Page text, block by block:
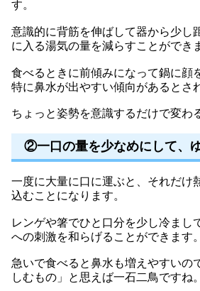
す。
意識的に背筋を伸ばして器から少し
に入る湯気の量を減らすことができ
食べるときに前傾みになって鍋に顔
特に鼻水が出やすい傾向があるとさ
ちょっと姿勢を意識するだけで変わ
②一口の量を少なめにして、
一度に大量に口に運ぶと、それだけ
込むことになります。
レンゲや箸でひと口分を少し冷まし
への刺激を和らげることができます。
急いで食べると鼻水も増えやすいの
しむもの」と思えば一石二鳥ですね。